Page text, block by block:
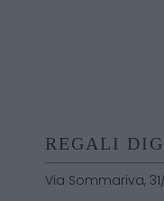
REGALI
Via Sommariva,